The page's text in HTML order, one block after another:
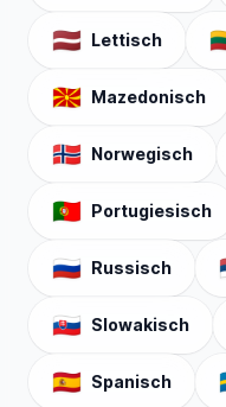
🇱🇻 Lettisch
🇲🇰 Mazedonisch
🇳🇴 Norwegisch
🇵🇹 Portugiesisch
🇷🇺 Russisch
🇸🇰 Slowakisch
🇪🇸 Spanisch